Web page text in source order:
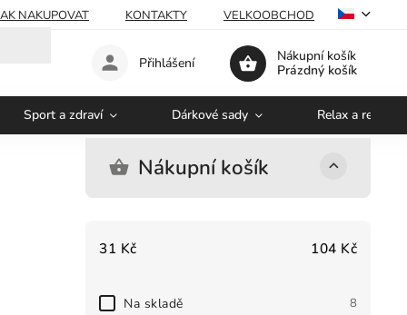
NAKUPOVAT KONTAKTY VELKOOBCHOD
Nákupní košík
Prázdný košík
Přihlášení
Sport a zdraví Dárkové sady Relax a
Nákupní košík
31 Kč 104 Kč
Na skladě 8